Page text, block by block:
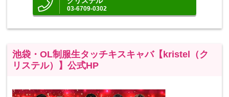
03-6709-0302
池袋・OL制服生タッチキスキャバ【kristel（ク
リステル）】公式HP